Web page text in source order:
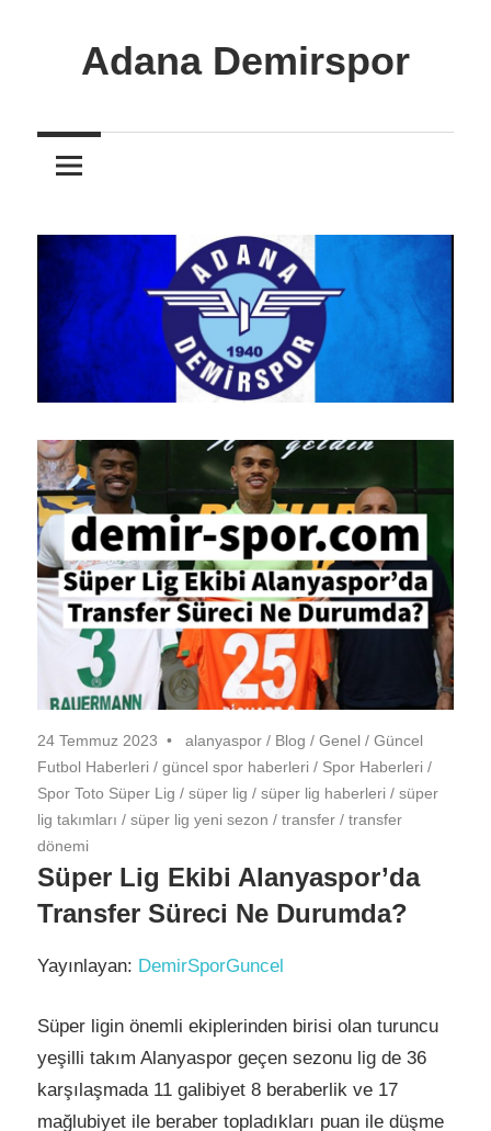
Adana Demirspor
Demirspor
Nereye
Oraya
24 Temmuz 2023 alanyaspor / Blog / Genel / Güncel
Futbol Haberleri / güncel spor haberleri / Spor Haberleri /
Spor Toto Süper Lig / süper lig / süper lig haberleri / süper
lig takımları / süper lig yeni sezon / transfer / transfer
dönemi
Süper Lig Ekibi Alanyaspor’da
Transfer Süreci Ne Durumda?
Yayınlayan: DemirSporGuncel
Süper ligin önemli ekiplerinden birisi olan turuncu
yeşilli takım Alanyaspor geçen sezonu lig de 36
karşılaşmada 11 galibiyet 8 beraberlik ve 17
mağlubiyet ile beraber topladıkları puan ile düşme